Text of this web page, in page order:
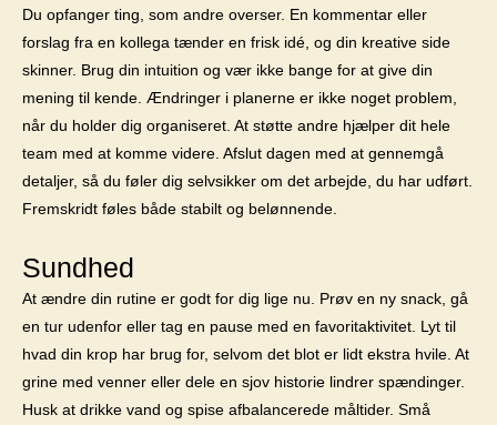
Du opfanger ting, som andre overser. En kommentar eller
forslag fra en kollega tænder en frisk idé, og din kreative side
skinner. Brug din intuition og vær ikke bange for at give din
mening til kende. Ændringer i planerne er ikke noget problem,
når du holder dig organiseret. At støtte andre hjælper dit hele
team med at komme videre. Afslut dagen med at gennemgå
detaljer, så du føler dig selvsikker om det arbejde, du har udført.
Fremskridt føles både stabilt og belønnende.
Sundhed
At ændre din rutine er godt for dig lige nu. Prøv en ny snack, gå
en tur udenfor eller tag en pause med en favoritaktivitet. Lyt til
hvad din krop har brug for, selvom det blot er lidt ekstra hvile. At
grine med venner eller dele en sjov historie lindrer spændinger.
Husk at drikke vand og spise afbalancerede måltider. Små